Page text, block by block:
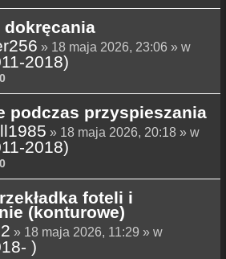
dokręcania
» 18 maja 2026, 23:06 » w
2018)
0
podczas przyspieszania
» 18 maja 2026, 20:18 » w
2018)
0
foteli i
(konturowe)
» 18 maja 2026, 11:29 » w
)